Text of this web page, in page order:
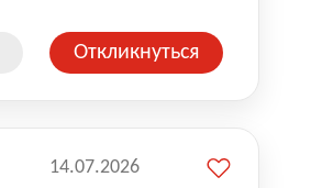
Откликнуться
14.07.2026